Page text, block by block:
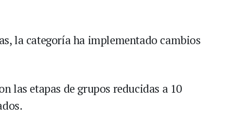
la categoría ha implementado cambios
las etapas de grupos reducidas a 10